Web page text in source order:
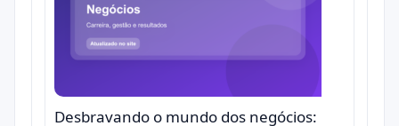
Desbravando o mundo dos negócios: